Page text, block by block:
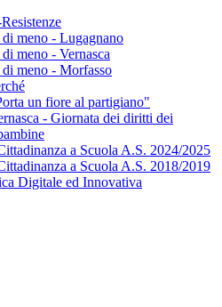
meno - Lugagnano
meno - Vernasca
meno - Morfasso
un fiore al partigiano"
- Giornata dei diritti dei
a Scuola A.S. 2024/2025
a Scuola A.S. 2018/2019
Digitale ed Innovativa